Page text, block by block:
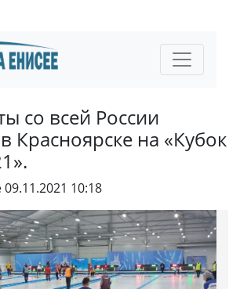
со всей России
Красноярске на «Кубок
09.11.2021 10:18